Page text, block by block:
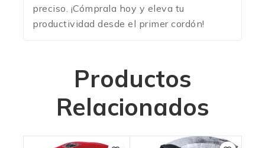
preciso. ¡Cómprala hoy y eleva tu
productividad desde el primer cordón!
Productos
Relacionados